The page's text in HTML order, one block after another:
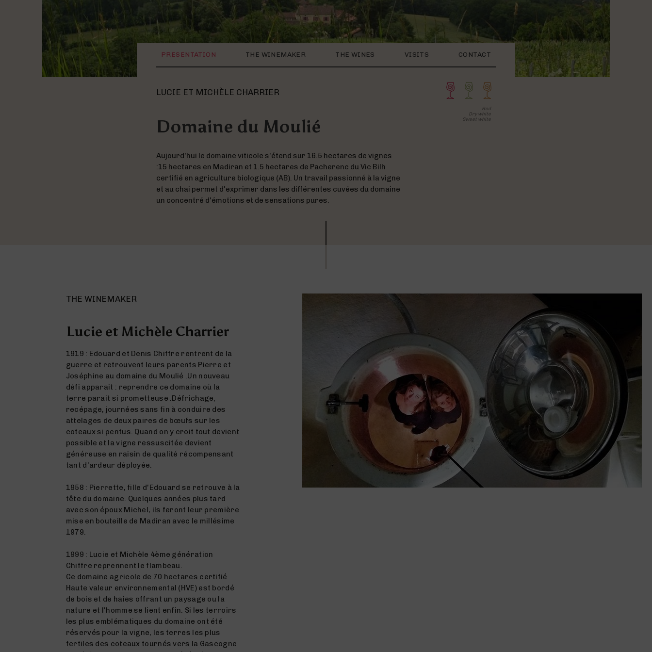
PRESENTATION THE WINEMAKER THE WINES VISITS CONTACT
LUCIE ET MICHÈLE CHARRIER
Domaine du Moulié
Red
Dry white
Sweet white
Aujourd'hui le domaine viticole s'étend sur 16.5 hectares de vignes
:15 hectares en Madiran et 1.5 hectares de Pacherenc du Vic Bilh
certifié en agriculture biologique (AB). Un travail passionné à la vigne
et au chai permet d'exprimer dans les différentes cuvées du domaine
un concentré d'émotions et de sensations pures.
THE WINEMAKER
Lucie et Michèle Charrier
1919 : Edouard et Denis Chiffre rentrent de la
guerre et retrouvent leurs parents Pierre et
Joséphine au domaine du Moulié .Un nouveau
défi apparait : reprendre ce domaine où la
terre parait si prometteuse .Défrichage,
recépage, journées sans fin à conduire des
attelages de deux paires de bœufs sur les
coteaux si pentus. Quand on y croit tout devient
possible et la vigne ressuscitée devient
généreuse en raisin de qualité récompensant
tant d'ardeur déployée.
1958 : Pierrette, fille d'Edouard se retrouve à la
tête du domaine. Quelques années plus tard
avec son époux Michel, ils feront leur première
mise en bouteille de Madiran avec le millésime
1979.
1999 : Lucie et Michèle 4ème génération
Chiffre reprennent le flambeau.
Ce domaine agricole de 70 hectares certifié
Haute valeur environnemental (HVE) est bordé
de bois et de haies offrant un paysage ou la
nature et l'homme se lient enfin. Si les terroirs
les plus emblématiques du domaine ont été
réservés pour la vigne, les terres les plus
fertiles des coteaux tournés vers la Gascogne